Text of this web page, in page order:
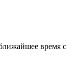
время с